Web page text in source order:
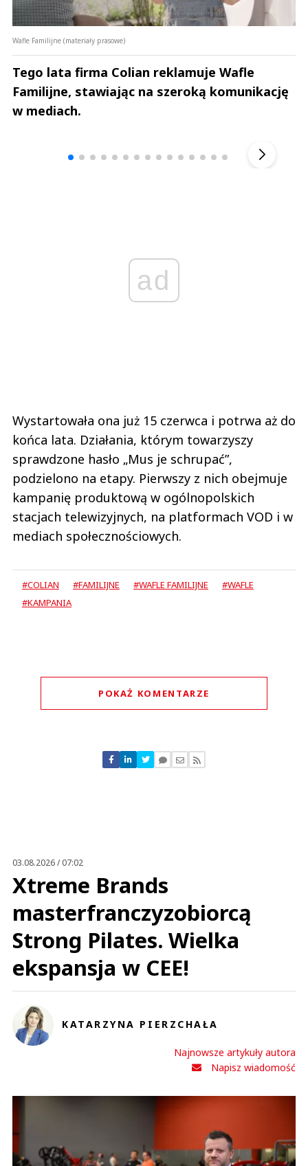
Wafle Familijne (materiały prasowe)
Tego lata firma Colian reklamuje Wafle
Familijne, stawiając na szeroką komunikację
w mediach.
ad
Wystartowała ona już 15 czerwca i potrwa aż do
końca lata. Działania, którym towarzyszy
sprawdzone hasło „Mus je schrupać”,
podzielono na etapy. Pierwszy z nich obejmuje
kampanię produktową w ogólnopolskich
stacjach telewizyjnych, na platformach VOD i w
mediach społecznościowych.
#COLIAN #FAMILIJNE #WAFLE FAMILIJNE
#WAFLE
#KAMPANIA
POKAŻ KOMENTARZE
Nie znaleziono komentarzy
Zostaw swoje komentarze
03.08.2026 / 07:02
Xtreme Brands
masterfranczyzobiorcą
Strong Pilates. Wielka
ekspansja w CEE!
KATARZYNA PIERZCHAŁA
Najnowsze artykuły autora
Napisz wiadomość